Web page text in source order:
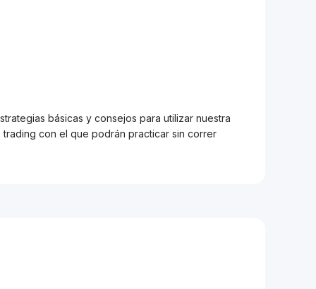
básicas y consejos para utilizar nuestra
con el que podrán practicar sin correr